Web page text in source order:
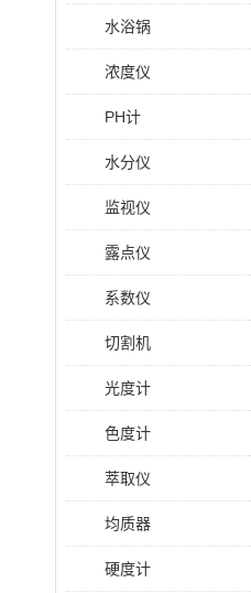
水浴锅
浓度仪
PH计
水分仪
监视仪
露点仪
系数仪
切割机
光度计
色度计
萃取仪
均质器
硬度计